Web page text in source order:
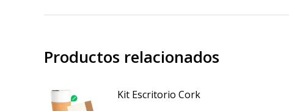
Productos relacionados
Kit Escritorio Cork